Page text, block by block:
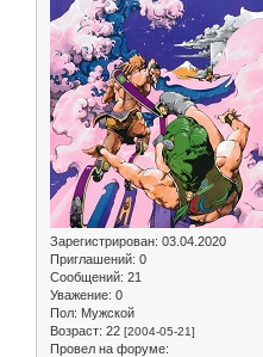
Зарегистрирован: 03.04.2020
Приглашений: 0
Сообщений: 21
Уважение: 0
Пол: Мужской
Возраст: 22 [2004-05-21]
Провел на форуме: